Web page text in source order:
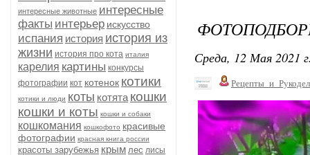
интересные животные интересные
факты интерьер искусство
испания история история из
жизни история про кота италия
карелия картины конкурсы
фотографии кот котенок котики
котики и люди коты котята кошки
кошки и коты кошки и собаки
кошкомания кошкофото красивые
фотографии красная книга россии
красоты зарубежья крым лес лисы
Среда, 12 Мая 2021